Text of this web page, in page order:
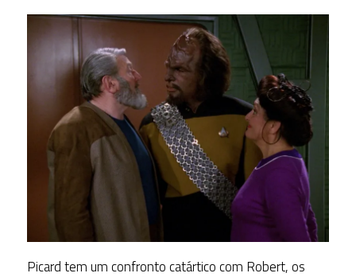
Picard tem um confronto catártico com Robert, os